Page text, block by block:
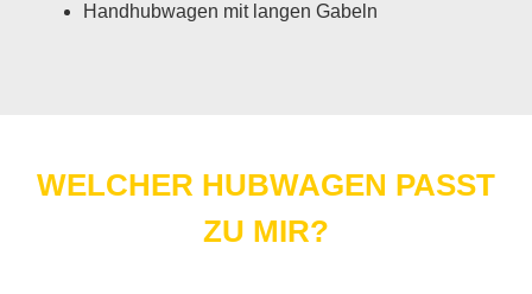
Hand­hub­wa­gen mit lan­gen Ga­beln
WEL­CHER HUB­WA­GEN PASST
ZU MIR?